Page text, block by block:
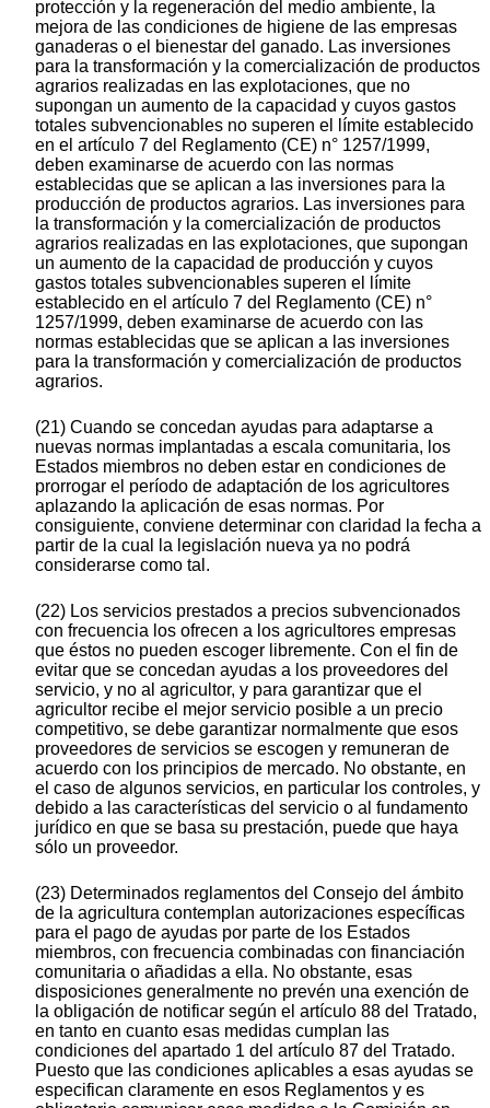
protección y la regeneración del medio ambiente, la
mejora de las condiciones de higiene de las empresas
ganaderas o el bienestar del ganado. Las inversiones
para la transformación y la comercialización de productos
agrarios realizadas en las explotaciones, que no
supongan un aumento de la capacidad y cuyos gastos
totales subvencionables no superen el límite establecido
en el artículo 7 del Reglamento (CE) n° 1257/1999,
deben examinarse de acuerdo con las normas
establecidas que se aplican a las inversiones para la
producción de productos agrarios. Las inversiones para
la transformación y la comercialización de productos
agrarios realizadas en las explotaciones, que supongan
un aumento de la capacidad de producción y cuyos
gastos totales subvencionables superen el límite
establecido en el artículo 7 del Reglamento (CE) n°
1257/1999, deben examinarse de acuerdo con las
normas establecidas que se aplican a las inversiones
para la transformación y comercialización de productos
agrarios.
(21) Cuando se concedan ayudas para adaptarse a
nuevas normas implantadas a escala comunitaria, los
Estados miembros no deben estar en condiciones de
prorrogar el período de adaptación de los agricultores
aplazando la aplicación de esas normas. Por
consiguiente, conviene determinar con claridad la fecha a
partir de la cual la legislación nueva ya no podrá
considerarse como tal.
(22) Los servicios prestados a precios subvencionados
con frecuencia los ofrecen a los agricultores empresas
que éstos no pueden escoger libremente. Con el fin de
evitar que se concedan ayudas a los proveedores del
servicio, y no al agricultor, y para garantizar que el
agricultor recibe el mejor servicio posible a un precio
competitivo, se debe garantizar normalmente que esos
proveedores de servicios se escogen y remuneran de
acuerdo con los principios de mercado. No obstante, en
el caso de algunos servicios, en particular los controles, y
debido a las características del servicio o al fundamento
jurídico en que se basa su prestación, puede que haya
sólo un proveedor.
(23) Determinados reglamentos del Consejo del ámbito
de la agricultura contemplan autorizaciones específicas
para el pago de ayudas por parte de los Estados
miembros, con frecuencia combinadas con financiación
comunitaria o añadidas a ella. No obstante, esas
disposiciones generalmente no prevén una exención de
la obligación de notificar según el artículo 88 del Tratado,
en tanto en cuanto esas medidas cumplan las
condiciones del apartado 1 del artículo 87 del Tratado.
Puesto que las condiciones aplicables a esas ayudas se
especifican claramente en esos Reglamentos y es